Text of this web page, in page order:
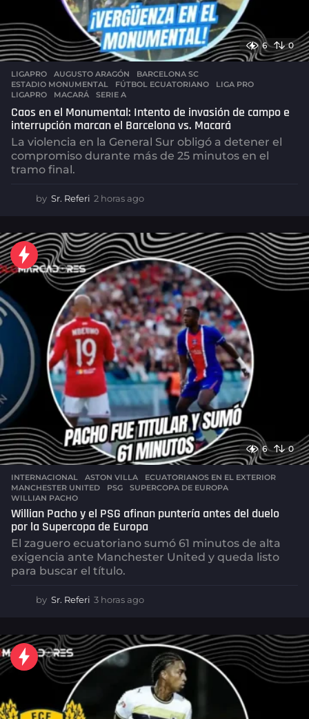
6 0
LIGAPRO AUGUSTO ARAGÓN ,BARCELONA SC
ESTADIO MONUMENTAL
,FÚTBOL ECUATORIANO ,LIGA PRO
LIGAPRO
,MACARÁ ,SERIE A
Caos en el Monumental: Intento de invasión de campo e
interrupción marcan el Barcelona vs. Macará
La violencia en la General Sur obligó a detener el
compromiso durante más de 25 minutos en el
tramo final.
by Sr. Referi 2 horas ago
r
a
s
a
g
o
6 0
INTERNACIONAL ASTON VILLA ,ECUATORIANOS EN EL EXTERIOR
MANCHESTER UNITED
,PSG ,SUPERCOPA DE EUROPA
WILLIAN PACHO
Willian Pacho y el PSG afinan puntería antes del duelo
por la Supercopa de Europa
El zaguero ecuatoriano sumó 61 minutos de alta
exigencia ante Manchester United y queda listo
para buscar el título.
by Sr. Referi 3 horas ago
r
g
o